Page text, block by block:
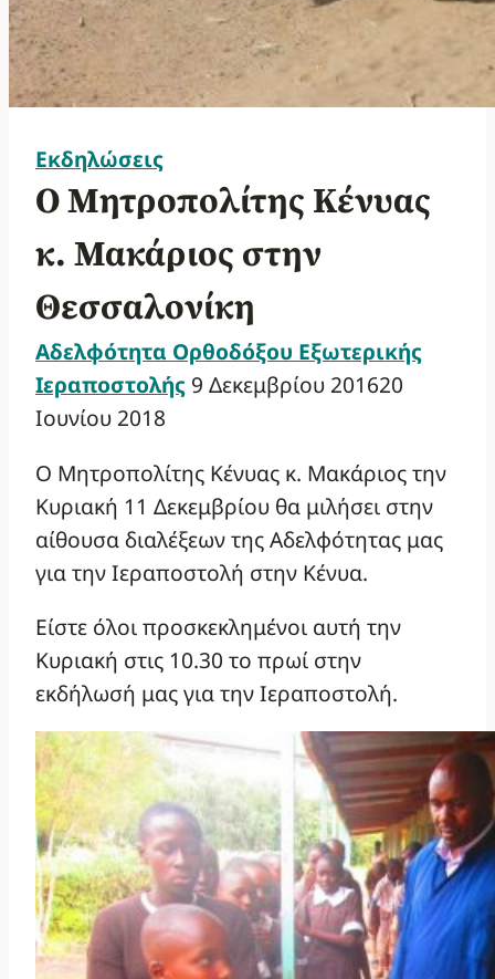
Εκδηλώσεις
Ο Μητροπολίτης Κένυας
κ. Μακάριος στην
Θεσσαλονίκη
Αδελφότητα Ορθοδόξου Εξωτερικής
Ιεραποστολής 9 Δεκεμβρίου 201620
Ιουνίου 2018
Ο Μητροπολίτης Κένυας κ. Μακάριος την
Κυριακή 11 Δεκεμβρίου θα μιλήσει στην
αίθουσα διαλέξεων της Αδελφότητας μας
για την Ιεραποστολή στην Κένυα.
Είστε όλοι προσκεκλημένοι αυτή την
Κυριακή στις 10.30 το πρωί στην
εκδήλωσή μας για την Ιεραποστολή.